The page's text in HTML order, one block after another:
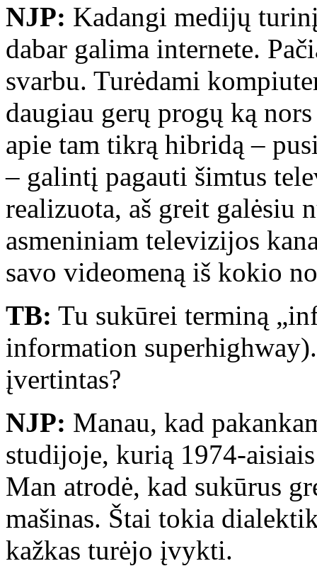
NJP: Kadangi medijų
dabar galima internete.
svarbu. Turėdami
daugiau gerų progų ką
apie tam tikrą hibridą –
– galintį pagauti šimtus
realizuota, aš greit galėsiu
asmeniniam televizijos
savo videomeną iš kokio
TB: Tu sukūrei terminą
information
įvertintas?
NJP: Manau, kad
studijoje, kurią 1974-
Man atrodė, kad sukūrus
mašinas. Štai tokia
kažkas turėjo įvykti.